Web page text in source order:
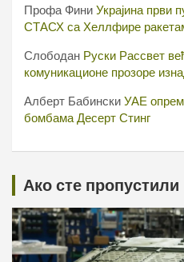
Профа Фини Украјина први
СТАСХ са Хеллфире
Слободан Руски Рассвет
комуникационе прозоре
Алберт Бабински УАЕ
бомбама Десерт Стинг
Ако сте пропустили